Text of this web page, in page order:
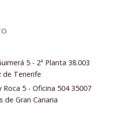
5 - 2ª Planta 38.003
de Tenerife
Roca 5 - Oficina 504 35007
de Gran Canaria